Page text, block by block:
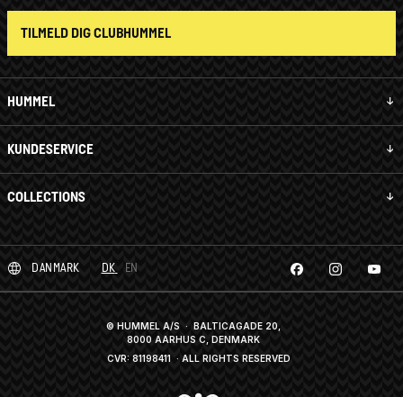
HUMMEL
KUNDESERVICE
COLLECTIONS
TILMELD DIG CLUBHUMMEL
DANMARK DK EN
© HUMMEL A/S · BALTICAGADE 20,
8000 AARHUS C, DENMARK
CVR: 81198411 · ALL RIGHTS RESERVED